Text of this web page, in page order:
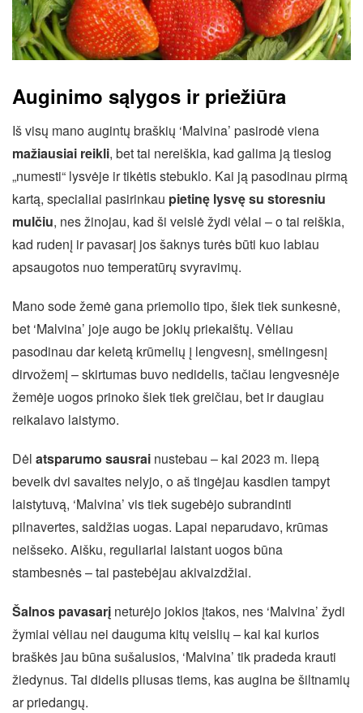
Auginimo sąlygos ir priežiūra
Iš visų mano augintų braškių ‘Malvina’ pasirodė viena
mažiausiai reikli, bet tai nereiškia, kad galima ją tiesiog
„numesti“ lysvėje ir tikėtis stebuklo. Kai ją pasodinau pirmą
kartą, specialiai pasirinkau pietinę lysvę su storesniu
mulčiu, nes žinojau, kad ši veislė žydi vėlai – o tai reiškia,
kad rudenį ir pavasarį jos šaknys turės būti kuo labiau
apsaugotos nuo temperatūrų svyravimų.
Mano sode žemė gana priemolio tipo, šiek tiek sunkesnė,
bet ‘Malvina’ joje augo be jokių priekaištų. Vėliau
pasodinau dar keletą krūmelių į lengvesnį, smėlingesnį
dirvožemį – skirtumas buvo nedidelis, tačiau lengvesnėje
žemėje uogos prinoko šiek tiek greičiau, bet ir daugiau
reikalavo laistymo.
Dėl atsparumo sausrai nustebau – kai 2023 m. liepą
beveik dvi savaites nelyjo, o aš tingėjau kasdien tampyt
laistytuvą, ‘Malvina’ vis tiek sugebėjo subrandinti
pilnavertes, saldžias uogas. Lapai neparudavo, krūmas
neišseko. Aišku, reguliariai laistant uogos būna
stambesnės – tai pastebėjau akivaizdžiai.
Šalnos pavasarį neturėjo jokios įtakos, nes ‘Malvina’ žydi
žymiai vėliau nei dauguma kitų veislių – kai kai kurios
braškės jau būna sušalusios, ‘Malvina’ tik pradeda krauti
žiedynus. Tai didelis pliusas tiems, kas augina be šiltnamių
ar priedangų.